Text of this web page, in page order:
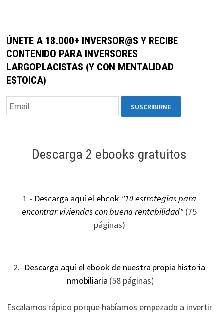
ÚNETE A 18.000+ INVERSOR@S Y RECIBE
CONTENIDO PARA INVERSORES
LARGOPLACISTAS (Y CON MENTALIDAD
ESTOICA)
Descarga 2 ebooks gratuitos
1.- Descarga aquí el ebook "10 estrategias para
encontrar viviendas con buena rentabilidad"(75
páginas)
2.- Descarga aquí el ebook de nuestra propia historia
inmobiliaria (58 páginas)
Escalamos rápido porque habíamos empezado a invertir